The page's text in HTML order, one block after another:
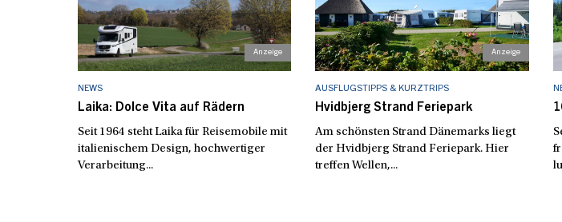
NEWS
Laika: Dolce Vita auf Rädern
Seit 1964 steht Laika für Reisemobile mit
italienischem Design, hochwertiger
Verarbeitung...
AUSFLUGSTIPPS & KURZTRIPS
Hvidbjerg Strand Feriepark
Am schönsten Strand Dänemarks liegt
der Hvidbjerg Strand Feriepark. Hier
treffen Wellen,...